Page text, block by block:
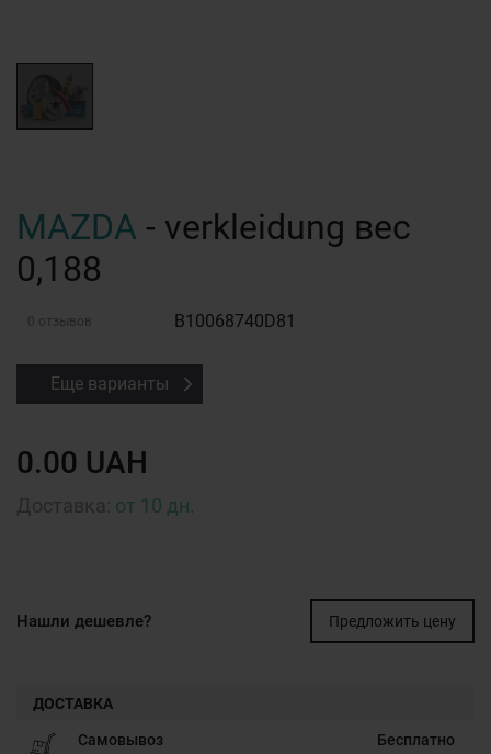
MAZDA - verkleidung вес
0,188
0 отзывов B10068740D81
Еще варианты
0.00 UAH
от 10 дн.
Нашли дешевле? Предложить цену
ДОСТАВКА
Самовывоз Бесплатно